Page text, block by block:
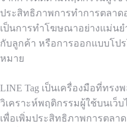
ประสิทธิภาพการทำการตลาด
เป็นการทำโฆษณาอย่างแม่น
กับลูกค้า หรือการออกแบบโป
หมาย
LINE Tag เป็นเครื่องมือที่ทรง
วิเคราะห์พฤติกรรมผู้ใช้บนเว็
เพื่อเพิ่มประสิทธิภาพการตลา